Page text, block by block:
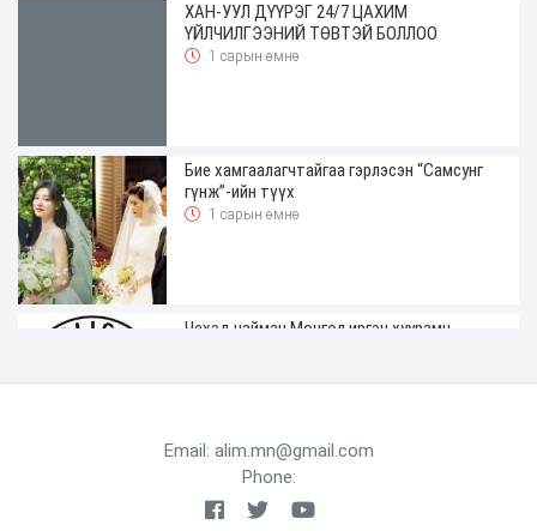
ХАН-УУЛ ДҮҮРЭГ 24/7 ЦАХИМ
ҮЙЛЧИЛГЭЭНИЙ ТӨВТЭЙ БОЛЛОО
1 сарын өмнө
Бие хамгаалагчтайгаа гэрлэсэн “Самсунг
гүнж”-ийн түүх
1 сарын өмнө
Чехэд найман Монгол иргэн хуурамч
ХАН-УУЛ ДҮҮРГИЙН ДЭРГЭДЭХ
БАЙГУУЛЛАГУУДЫН УДИРДАХ АЖИЛТНЫ
Email: alim.mn@gmail.com
Phone: